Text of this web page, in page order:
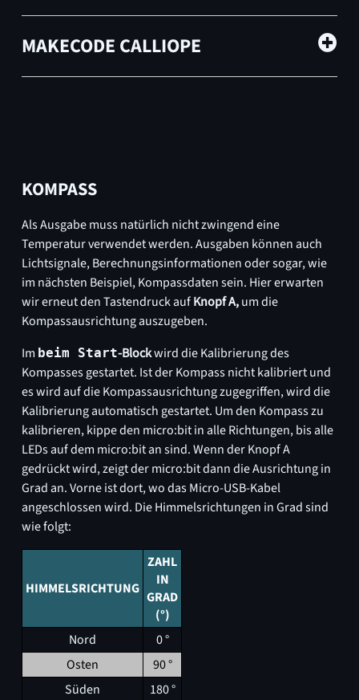
MAKECODE CALLIOPE
KOMPASS
Als Ausgabe muss natürlich nicht zwingend eine
Temperatur verwendet werden. Ausgaben können auch
Lichtsignale, Berechnungsinformationen oder sogar, wie
im nächsten Beispiel, Kompassdaten sein. Hier erwarten
wir erneut den Tastendruck aufKnopf A,um die
Kompassausrichtung auszugeben.
Im beim Start-Blockwird die Kalibrierung des
Kompasses gestartet. Ist der Kompass nicht kalibriert und
es wird auf die Kompassausrichtung zugegriffen, wird die
Kalibrierung automatisch gestartet. Um den Kompass zu
kalibrieren, kippe den micro:bit in alle Richtungen, bis alle
LEDs auf dem micro:bit an sind. Wenn der Knopf A
gedrückt wird, zeigt der micro:bit dann die Ausrichtung in
Grad an. Vorne ist dort, wo das Micro-USB-Kabel
angeschlossen wird. Die Himmelsrichtungen in Grad sind
wie folgt:
HIMMELSRICHTUNG
ZAHL
IN
GRAD
(°)
Nord
0 °
Osten
90 °
Süden
180 °